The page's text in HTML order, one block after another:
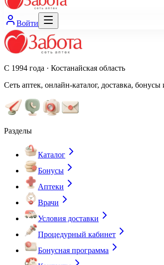
Войти
С 1994 года · Костанайская область
Сеть аптек, онлайн-каталог, доставка,
Разделы
Каталог
Бонусы
Аптеки
Врачи
Условия доставки
Процедурный кабинет
Бонусная программа